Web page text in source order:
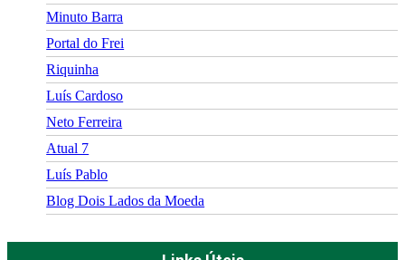
Minuto Barra
Portal do Frei
Riquinha
Luís Cardoso
Neto Ferreira
Atual 7
Luís Pablo
Blog Dois Lados da Moeda